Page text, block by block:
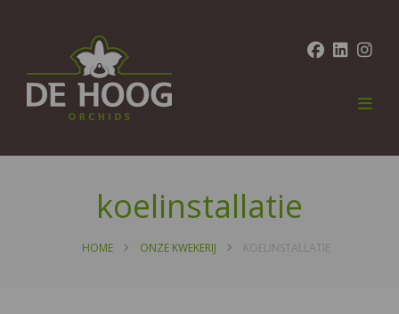
koelinstallatie
HOME ONZE KWEKERIJ KOELINSTALLATIE